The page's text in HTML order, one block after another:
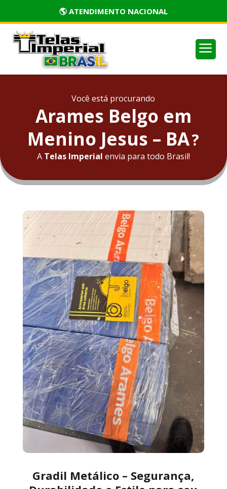
🏅 PRODUTOS CERTIFICADOS
a
Você está procurando
Arames Belgo em
Menino Jesus – BA?
A Telas Imperial envia para todo Brasil!
Gradil Metálico – Segurança,